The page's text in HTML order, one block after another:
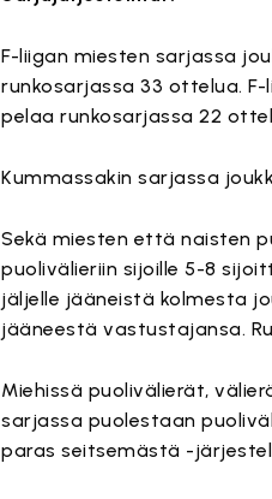
F-liigan miesten sarjassa
runkosarjassa 33 ottelua.
pelaa runkosarjassa 22
Kummassakin sarjassa
Sekä miesten että naisten
puolivälieriin sijoille 5-8
jäljelle jääneistä kolmesta
jääneestä vastustajansa.
Miehissä puolivälierät,
sarjassa puolestaan
paras seitsemästä -